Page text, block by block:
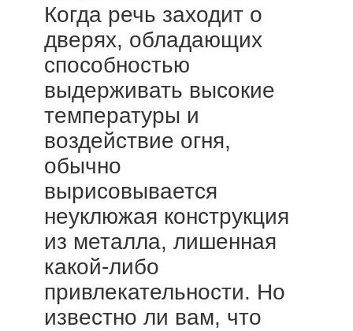
Когда речь заходит о
дверях, обладающих
способностью
выдерживать высокие
температуры и
воздействие огня,
обычно
вырисовывается
неуклюжая конструкция
из металла, лишенная
какой-либо
привлекательности. Но
известно ли вам, что